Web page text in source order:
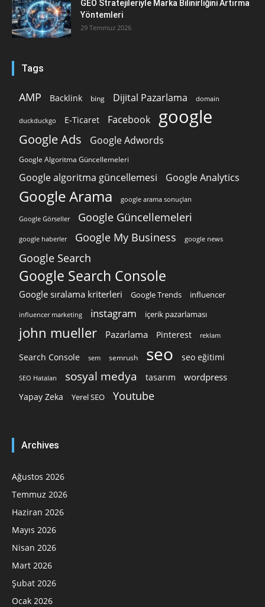
GEO Stratejileriyle Marka Bilinirliğini Artırma
Yöntemleri
29 Temmuz 2026
Tags
AMP Backlink bing Dijital Pazarlama domain
duckduckgo E-Ticaret Facebook google
Google Ads Google Adwords
Google Algoritma Güncellemeleri
Google algoritma güncellemesi Google Analytics
Google Arama google arama sonuçları
Google Görseller Google Güncellemeleri
google haberler Google My Business google news
Google Search
Google Search Console
Google sıralama kriterleri Google Trends influencer
influencer marketing instagram içerik pazarlaması
john mueller Pazarlama Pinterest reklam
Search Console sem semrush seo seo eğitimi
SEO Hataları sosyal medya tasarım wordpress
Yapay Zeka Yerel SEO Youtube
Archives
Ağustos 2026
Temmuz 2026
Haziran 2026
Mayıs 2026
Nisan 2026
Mart 2026
Şubat 2026
Ocak 2026